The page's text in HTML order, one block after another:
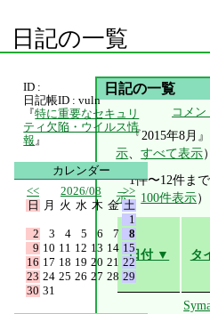
日記の一覧
日記の一覧
コメン
『2015年8月
示、すべて表示）
1件〜12件ま
示、 100件表示）
日付 ▼ タ
ID :
日記帳ID : vuln
『特に重要なセキュリ
ティ欠陥・ウイルス情
報 』
カレンダー
<<
2026/08
>>
日
月 火 水 木 金 土
1
2
3 4 5 6 7
8
9 10 11 12 13 14 15
16 17 18 19 20 21 22
23 24 25 26 27 28 29
30 31